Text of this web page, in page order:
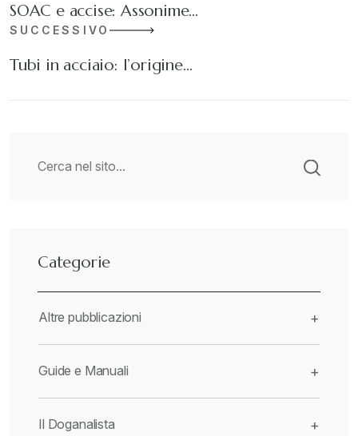
SOAC e accise: Assonime…
SUCCESSIVO
Tubi in acciaio: l’origine…
Categorie
Altre pubblicazioni +
Guide e Manuali +
Il Doganalista +